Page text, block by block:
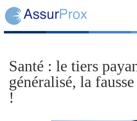
Santé : le tiers
généralisé, la
!